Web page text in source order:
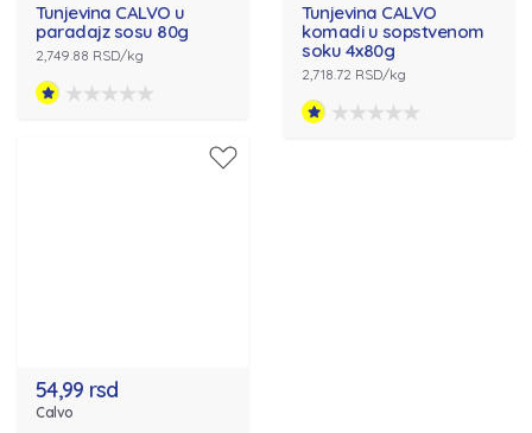
Tunjevina CALVO u
paradajz sosu 80g
2,749.88 RSD/kg
Tunjevina CALVO
komadi u sopstvenom
soku 4x80g
2,718.72 RSD/kg
54,99 rsd
Calvo